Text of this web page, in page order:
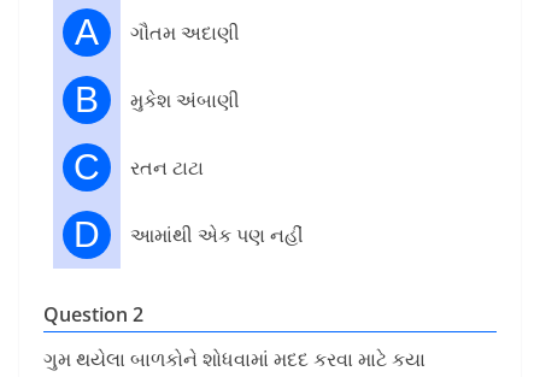
A ગૌતમ અદાણી
B મુકેશ અંબાણી
C રતન ટાટા
D આમાંથી એક પણ નહીં
Question 2
ગુમ થયેલા બાળકોને શોધવામાં મદદ કરવા માટે કયા